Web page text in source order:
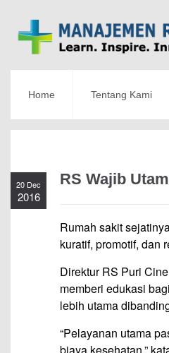
Home Tentang Kami
20 Dec
2016
RS Wajib
Rumah sakit
kuratif, promotif, dan
Direktur RS Puri
memberi edukasi
lebih utama
“Pelayanan utama